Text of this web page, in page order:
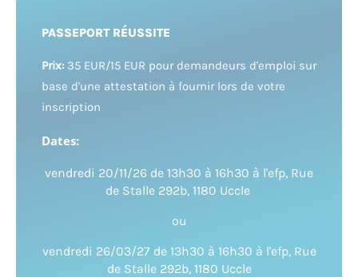
PASSEPORT RÉUSSITE
Prix: 35 EUR/15 EUR pour demandeurs d'emploi sur
base d'une attestation à fournir lors de votre
inscription
Dates:
vendredi 20/11/26 de 13h30 à 16h30 à l'efp, Rue
de Stalle 292b, 1180 Uccle
ou
vendredi 26/03/27 de 13h30 à 16h30 à l'efp, Rue
de Stalle 292b, 1180 Uccle